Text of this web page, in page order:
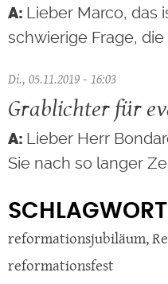
Lieber Marco, das
schwierige Frage,
Di., 05.11.2019 - 16:03
Grablichter für
Lieber Herr
Sie nach so langer
reformationsjubiläum,
reformationsfest